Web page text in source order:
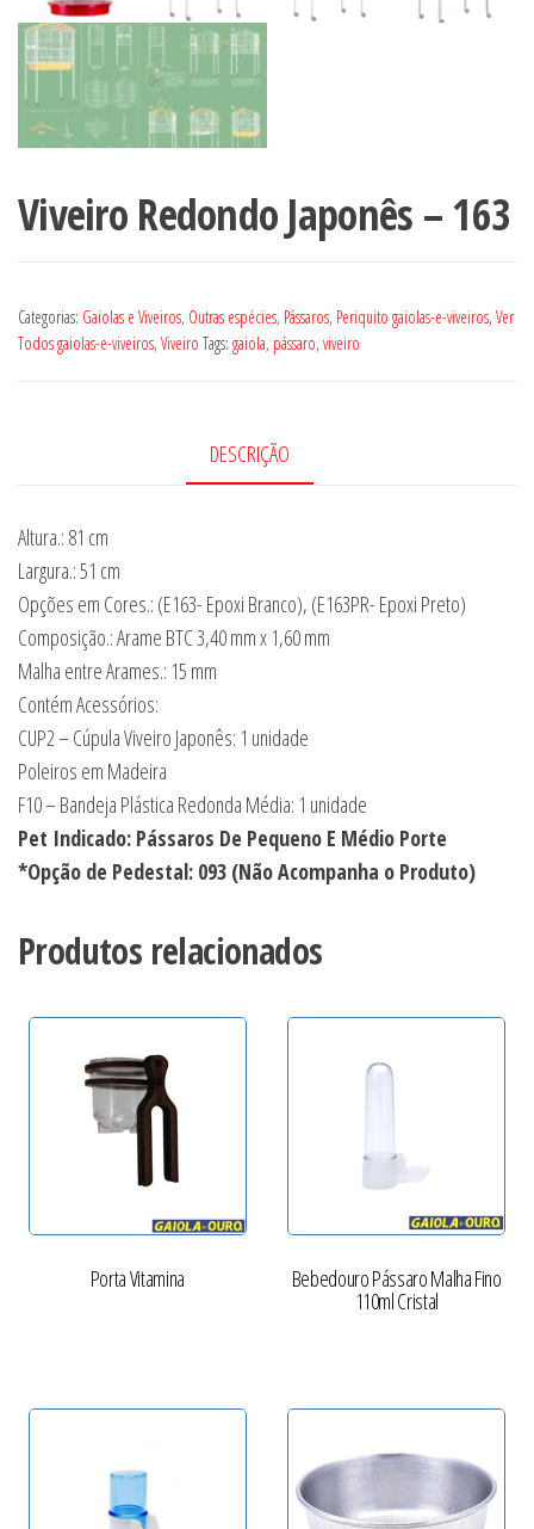
Viveiro Redondo Japonês – 163
Categorias: Gaiolas e Viveiros, Outras espécies, Pássaros, Periquito gaiolas-e-viveiros, Ver
Todos gaiolas-e-viveiros, Viveiro Tags: gaiola, pássaro, viveiro
DESCRIÇÃO
Altura.: 81 cm
Largura.: 51 cm
Opções em Cores.: (E163- Epoxi Branco), (E163PR- Epoxi Preto)
Composição.: Arame BTC 3,40 mm x 1,60 mm
Malha entre Arames.: 15 mm
Contém Acessórios:
CUP2 – Cúpula Viveiro Japonês: 1 unidade
Poleiros em Madeira
F10 – Bandeja Plástica Redonda Média: 1 unidade
Pet Indicado: Pássaros De Pequeno E Médio Porte
*Opção de Pedestal: 093 (Não Acompanha o Produto)
Produtos relacionados
Porta Vitamina Bebedouro Pássaro Malha Fino
110ml Cristal